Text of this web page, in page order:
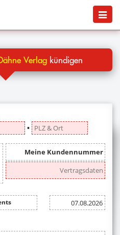
Menü
Verlagkündigen
▪